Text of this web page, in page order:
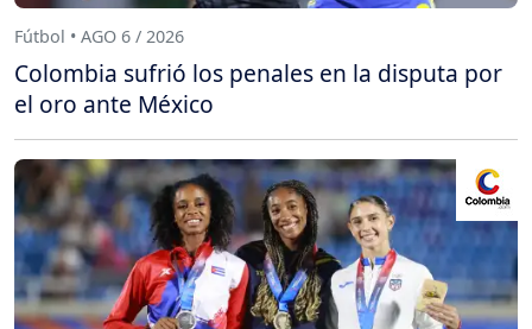
Fútbol • AGO 6 / 2026
Colombia sufrió los penales en la disputa por
el oro ante México